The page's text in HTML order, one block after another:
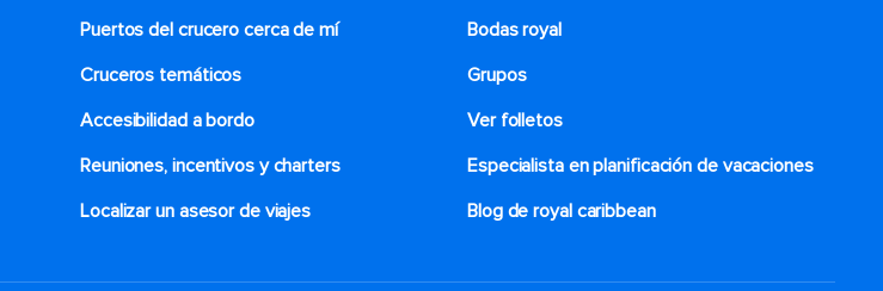
Puertos del crucero cerca de mí
Bodas royal
Cruceros temáticos
Grupos
Accesibilidad a bordo
Ver folletos
Reuniones, incentivos y charters​
Especialista en planificación de vacaciones
Localizar un asesor de viajes
Blog de royal caribbean